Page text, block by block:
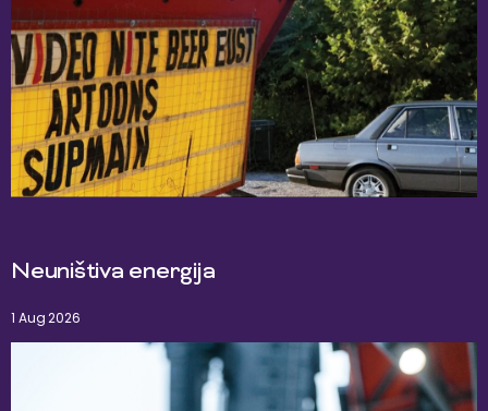
Neuništiva energija
1 Aug 2026